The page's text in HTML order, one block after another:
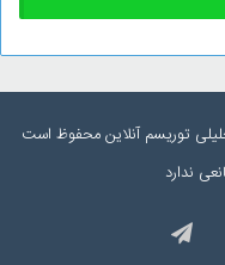
توریسم آنلاین محفوظ است
ندارد
اینستاگرام